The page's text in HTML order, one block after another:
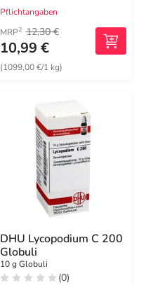
Pflichtangaben
MRP2 12,30 €
10,99 €
(1099,00 €/1 kg)
DHU Lycopodium C 200
Globuli
10 g Globuli
(0)